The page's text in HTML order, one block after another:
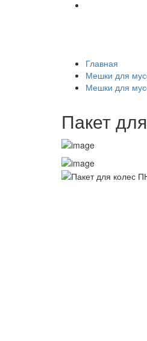
Главная
Мешки для
Мешки для
Пакет